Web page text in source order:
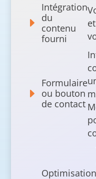
E
Intégration
du
contenu
fourni
E
Formulaire
ou bouton
de contact
Optimisation